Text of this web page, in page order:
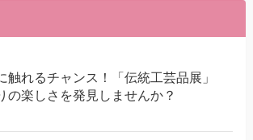
触れるチャンス！「伝統工芸品展」
の楽しさを発見しませんか？